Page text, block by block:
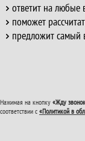
ответит на любые
поможет
предложит самый
Нажимая на кнопку «Жду
соответствии с «Политикой в